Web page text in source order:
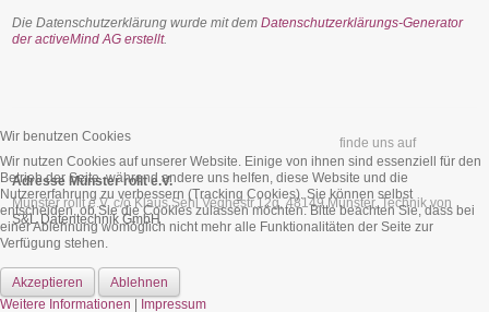
Die Datenschutzerklärung wurde mit demDatenschutzerklärungs-Generator
der activeMind AG erstellt.
finde uns auf
Adresse Münster rollt e.V.
Münster rollt e.V. c/o Klaus Sehl Veghestr.12g, 48149 Münster, Technik von
S&L Datentechnik GmbH
Wir benutzen Cookies
Wir nutzen Cookies auf unserer Website. Einige von ihnen sind essenziell für den
Betrieb der Seite, während andere uns helfen, diese Website und die
Nutzererfahrung zu verbessern (Tracking Cookies). Sie können selbst
entscheiden, ob Sie die Cookies zulassen möchten. Bitte beachten Sie, dass bei
einer Ablehnung womöglich nicht mehr alle Funktionalitäten der Seite zur
Verfügung stehen.
Akzeptieren
Ablehnen
Weitere Informationen
Impressum